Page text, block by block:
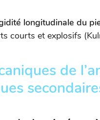
longitudinale du
courts et explosifs
de